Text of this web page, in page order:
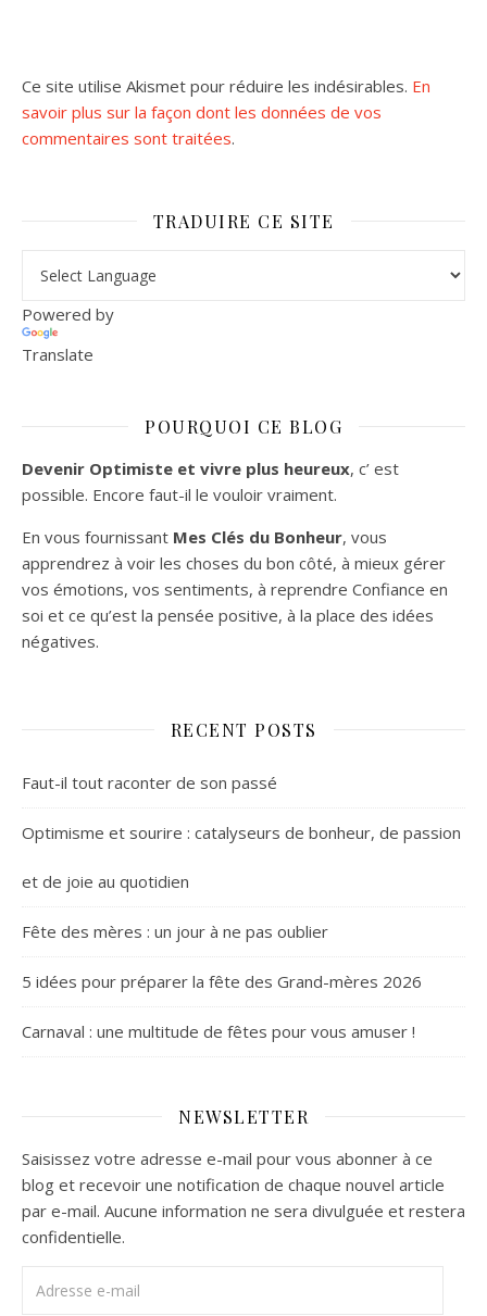
Ce site utilise Akismet pour réduire les indésirables. En
savoir plus sur la façon dont les données de vos
commentaires sont traitées.
TRADUIRE CE SITE
Powered by
Translate
POURQUOI CE BLOG
Devenir Optimiste et vivre plus heureux, c’ est
possible. Encore faut-il le vouloir vraiment.
En vous fournissant Mes Clés du Bonheur, vous
apprendrez à voir les choses du bon côté, à mieux gérer
vos émotions, vos sentiments, à reprendre Confiance en
soi et ce qu’est la pensée positive, à la place des idées
négatives.
RECENT POSTS
Faut-il tout raconter de son passé
Optimisme et sourire : catalyseurs de bonheur, de passion
et de joie au quotidien
Fête des mères : un jour à ne pas oublier
5 idées pour préparer la fête des Grand-mères 2026
Carnaval : une multitude de fêtes pour vous amuser !
NEWSLETTER
Saisissez votre adresse e-mail pour vous abonner à ce
blog et recevoir une notification de chaque nouvel article
par e-mail. Aucune information ne sera divulguée et restera
confidentielle.